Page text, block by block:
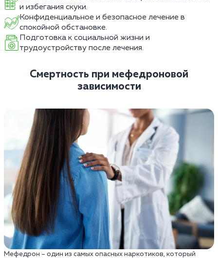
и избегания скуки.
Конфиденциальное и безопасное лечение в
спокойной обстановке.
Подготовка к социальной жизни и
трудоустройству после лечения.
Смертность при мефедроновой
зависимости
Мефедрон – один из самых опасных наркотиков, который